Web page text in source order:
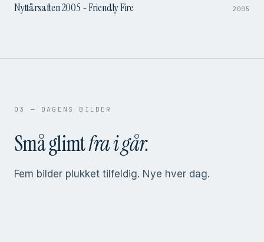
Nyttårsaften 2005 - Friendly Fire 2005
03 — DAGENS BILDER
Små glimtfra i går.
Fem bilder plukket tilfeldig. Nye hver dag.